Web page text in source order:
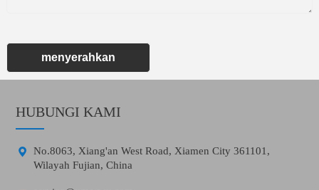
menyerahkan
HUBUNGI KAMI

No.8063, Xiang'an West Road, Xiamen City 361101,
Wilayah Fujian, China